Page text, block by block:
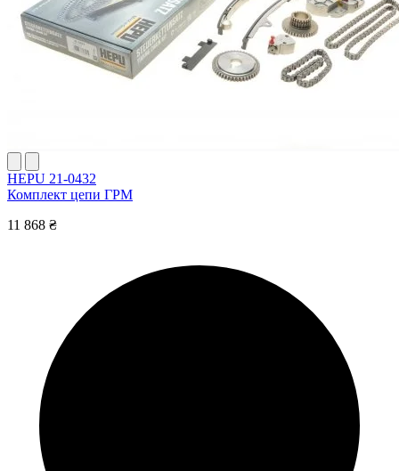
HEPU 21-0432
Комплект цепи ГРМ
11 868 ₴